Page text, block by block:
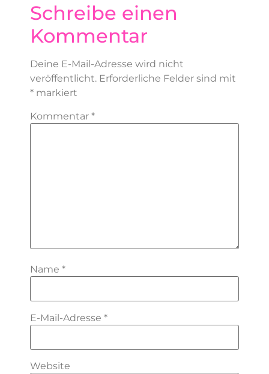
Schreibe einen
Kommentar
Deine E-Mail-Adresse wird nicht
veröffentlicht. Erforderliche Felder sind mit
* markiert
Kommentar *
Name *
E-Mail-Adresse *
Website